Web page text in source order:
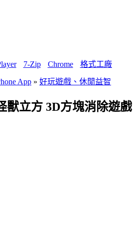
7-Zip Chrome 格式工廠
App » 好玩遊戲、休閒益智
獸立方 3D方塊消除遊戲